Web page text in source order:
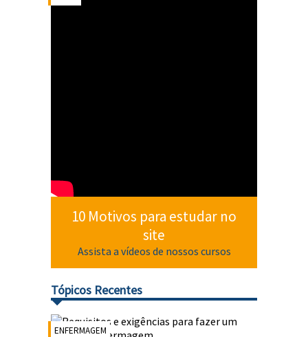
10 Motivos para estudar no
site
Assista a vídeos de nossos cursos
Tópicos Recentes
ENFERMAGEM